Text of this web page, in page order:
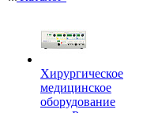
Хирургическое
медицинское
оборудование